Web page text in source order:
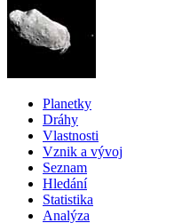
Planetky
Dráhy
Vlastnosti
Vznik a vývoj
Seznam
Hledání
Statistika
Analýza